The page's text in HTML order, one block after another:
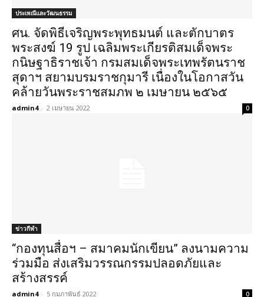
ประเพณีและวัฒนธรรม
ศน. จัดพิธีเจริญพระพุทธมนต์ และตักบาตร
พระสงฆ์ 19 รูป เฉลิมพระเกียรติสมเด็จพระ
กนิษฐาธิราชเจ้า กรมสมเด็จพระเทพรัตนราช
สุดาฯ สยามบรมราชกุมารี เนื่องในโอกาสวัน
คล้ายวันพระราชสมภพ ๒ เมษายน ๒๕๖๕
admin4 - 2 เมษายน 2022 0
ข่าวกีฬา
“กองทุนสื่อฯ – สมาคมนักเขียน” ลงนามความ
ร่วมมือ ส่งเสริมวรรณกรรมปลอดภัยและ
สร้างสรรค์
admin4 - 5 กุมภาพันธ์ 2022 0